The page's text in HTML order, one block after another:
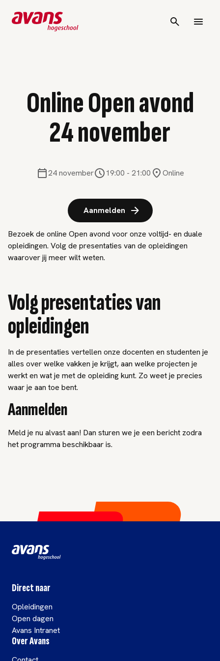
Online Open avond
24 november
24 november 19:00 - 21:00 Online
Aanmelden
Bezoek de online Open avond voor onze voltijd- en duale
opleidingen. Volg de presentaties van de opleidingen
waarover jij meer wilt weten.
Volg presentaties van
opleidingen
In de presentaties vertellen onze docenten en studenten je
alles over welke vakken je krijgt, aan welke projecten je
werkt en wat je met de opleiding kunt. Zo weet je precies
waar je aan toe bent.
Aanmelden
Meld je nu alvast aan! Dan sturen we je een bericht zodra
het programma beschikbaar is.
Direct naar
Opleidingen
Open dagen
Avans Intranet
Over Avans